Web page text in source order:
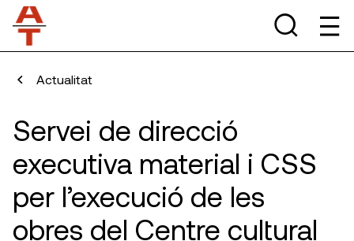
Actualitat
Servei de direcció
executiva material i CSS
per l’execució de les
obres del Centre cultural